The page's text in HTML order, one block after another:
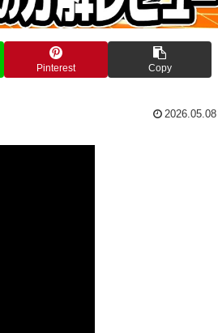
Pinterest Copy
2026.05.08